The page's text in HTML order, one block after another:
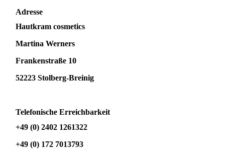
Adresse
Hautkram cosmetics
Martina Werners
Frankenstraße 10
52223 Stolberg-Breinig
Telefonische Erreichbarkeit
+49 (0) 2402 1261322
+49 (0) 172 7013793